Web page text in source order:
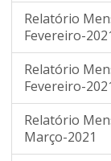
Relatório
Fevereiro-
Relatório
Fevereiro-
Relatório
Março-2021